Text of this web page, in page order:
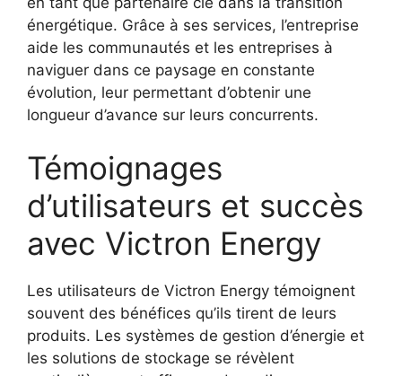
énergétique. Grâce à ses services, l’entreprise
aide les communautés et les entreprises à
naviguer dans ce paysage en constante
évolution, leur permettant d’obtenir une
longueur d’avance sur leurs concurrents.
Témoignages
d’utilisateurs et succès
avec Victron Energy
Les utilisateurs de Victron Energy témoignent
souvent des bénéfices qu’ils tirent de leurs
produits. Les systèmes de gestion d’énergie et
les solutions de stockage se révèlent